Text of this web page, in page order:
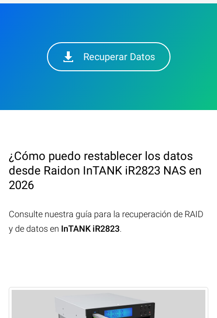
Recuperar Datos
¿Cómo puedo restablecer los datos
desde Raidon InTANK iR2823 NAS en
2026
Consulte nuestra guía para la recuperación de RAID
y de datos en InTANK iR2823.